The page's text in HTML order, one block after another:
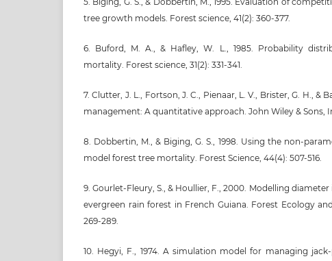
tree growth models. Forest science, 41(2): 360-377.
6. Buford, M. A., & Hafley, W. L., 1985. Probability
mortality. Forest science, 31(2): 331-341.
7. Clutter, J. L., Fortson, J. C., Pienaar, L. V., Brister, G. H., &
management: A quantitative approach. John Wiley & Sons,
8. Dobbertin, M., & Biging, G. S., 1998. Using the non-
model forest tree mortality. Forest Science, 44(4): 507-516.
9. Gourlet-Fleury, S., & Houllier, F., 2000. Modelling
evergreen rain forest in French Guiana. Forest Ecology and
269-289.
10. Hegyi, F., 1974. A simulation model for managing